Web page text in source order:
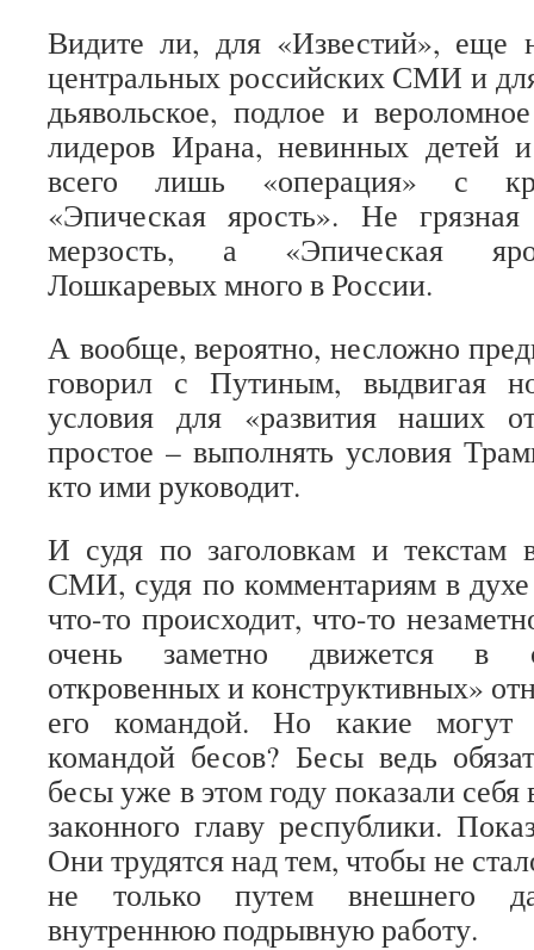
Видите ли, для «Известий», еще
центральных российских СМИ и
дьявольское, подлое и
лидеров Ирана, невинных детей
всего лишь «операция» с
«Эпическая ярость». Не
мерзость, а «Эпическая
Лошкаревых много в России.
А вообще, вероятно, несложно
говорил с Путиным, выдвигая
условия для «развития наших
простое – выполнять условия
кто ими руководит.
И судя по заголовкам и текстам
СМИ, судя по комментариям в
что-то происходит, что-то
очень заметно движется в
откровенных и конструктивных»
его командой. Но какие
командой бесов? Бесы ведь
бесы уже в этом году показали
законного главу республики.
Они трудятся над тем, чтобы не
не только путем внешнего
внутреннюю подрывную работу.